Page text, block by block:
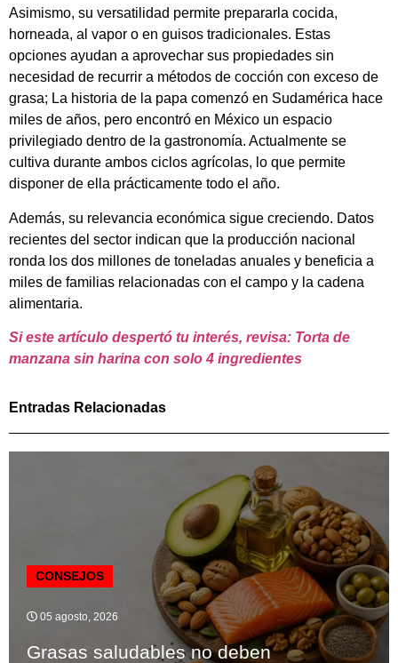
Asimismo, su versatilidad permite prepararla cocida,
horneada, al vapor o en guisos tradicionales. Estas
opciones ayudan a aprovechar sus propiedades sin
necesidad de recurrir a métodos de cocción con exceso de
grasa; La historia de la papa comenzó en Sudamérica hace
miles de años, pero encontró en México un espacio
privilegiado dentro de la gastronomía. Actualmente se
cultiva durante ambos ciclos agrícolas, lo que permite
disponer de ella prácticamente todo el año.
Además, su relevancia económica sigue creciendo. Datos
recientes del sector indican que la producción nacional
ronda los dos millones de toneladas anuales y beneficia a
miles de familias relacionadas con el campo y la cadena
alimentaria.
Si este artículo despertó tu interés, revisa: Torta de
manzana sin harina con solo 4 ingredientes
Entradas Relacionadas
CONSEJOS
05 agosto, 2026
Grasas saludables no deben